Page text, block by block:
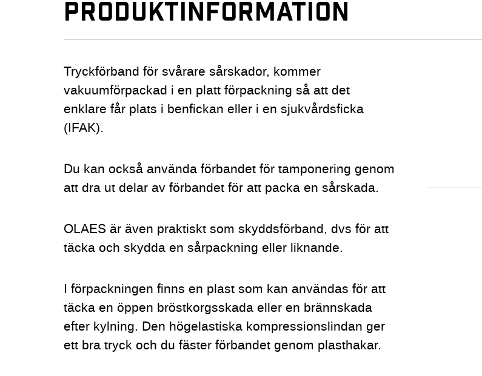
PRODUKTINFORMATION
Tryckförband för svårare sårskador, kommer
vakuumförpackad i en platt förpackning så att det
enklare får plats i benfickan eller i en sjukvårdsficka
(IFAK).
Du kan också använda förbandet för tamponering genom
att dra ut delar av förbandet för att packa en sårskada.
OLAES är även praktiskt som skyddsförband, dvs för att
täcka och skydda en sårpackning eller liknande.
I förpackningen finns en plast som kan användas för att
täcka en öppen bröstkorgsskada eller en brännskada
efter kylning. Den högelastiska kompressionslindan ger
ett bra tryck och du fäster förbandet genom plasthakar.